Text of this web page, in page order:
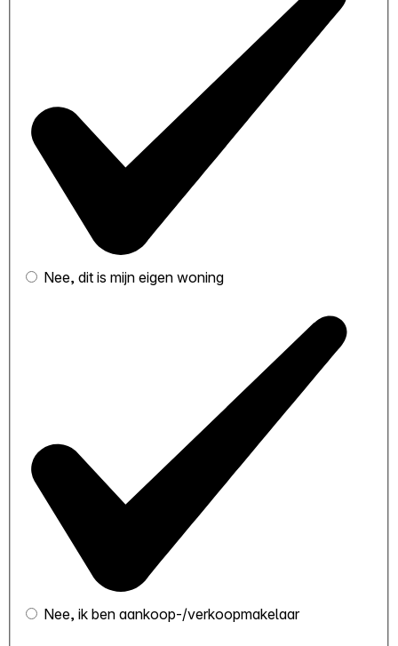
Nee, dit is mijn eigen woning
Nee, ik ben aankoop-/verkoopmakelaar